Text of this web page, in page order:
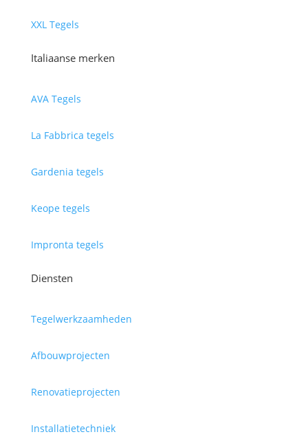
XXL Tegels
Italiaanse merken
AVA Tegels
La Fabbrica tegels
Gardenia tegels
Keope tegels
Impronta tegels
Diensten
Tegelwerkzaamheden
Afbouwprojecten
Renovatieprojecten
Installatietechniek